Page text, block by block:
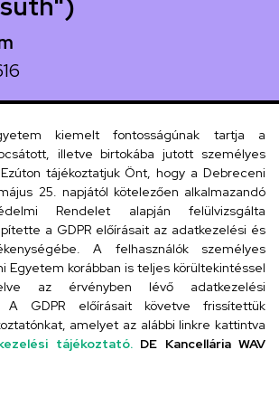
alt.unideb.hu
Kossuth utca 33.
telefonkönyv
kiemelt fontosságúnak tartja a
illetve birtokába jutott személyes
tájékoztatjuk Önt, hogy a Debreceni
25. napjától kötelezően alkalmazandó
Rendelet alapján felülvizsgálta
a GDPR előírásait az adatkezelési és
A felhasználók személyes
Egyetem korábban is teljes körültekintéssel
az érvényben lévő adatkezelési
A GDPR előírásait követve frissítettük
amelyet az alábbi linkre kattintva
tájékoztató. DE Kancellária WAV